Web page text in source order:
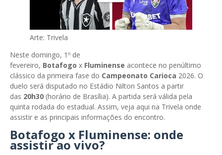
Arte: Trivela
Neste domingo, 1º de
fevereiro, Botafogo x Fluminense acontece no penúltimo
clássico da primeira fase do Campeonato Carioca 2026. O
duelo será disputado no Estádio Nilton Santos a partir
das 20h30 (horário de Brasília). A partida será válida pela
quinta rodada do estadual. Assim, veja aqui na Trivela onde
assistir e as principais informações do encontro.
Botafogo x Fluminense: onde
assistir ao vivo?